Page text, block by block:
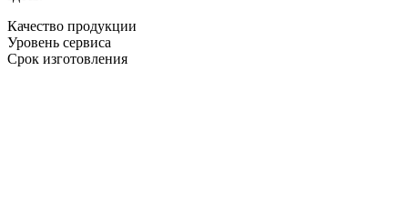
Качество продукции
Уровень сервиса
Срок изготовления